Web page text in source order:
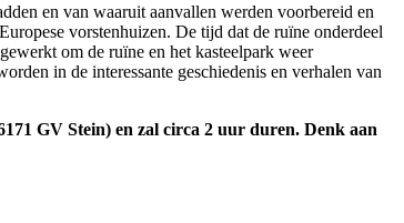
en van waaruit aanvallen werden voorbereid en
vorstenhuizen. De tijd dat de ruïne onderdeel
om de ruïne en het kasteelpark weer
in de interessante geschiedenis en verhalen van
GV Stein) en zal circa 2 uur duren. Denk aan